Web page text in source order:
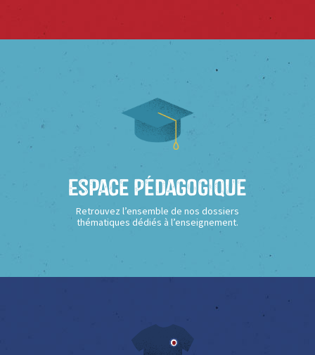
Espace Pédagogique
Retrouvez l’ensemble de nos dossiers
thématiques dédiés à l’enseignement.